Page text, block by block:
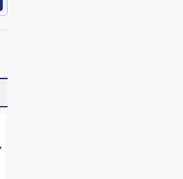
马航飞行员跨国走私7万